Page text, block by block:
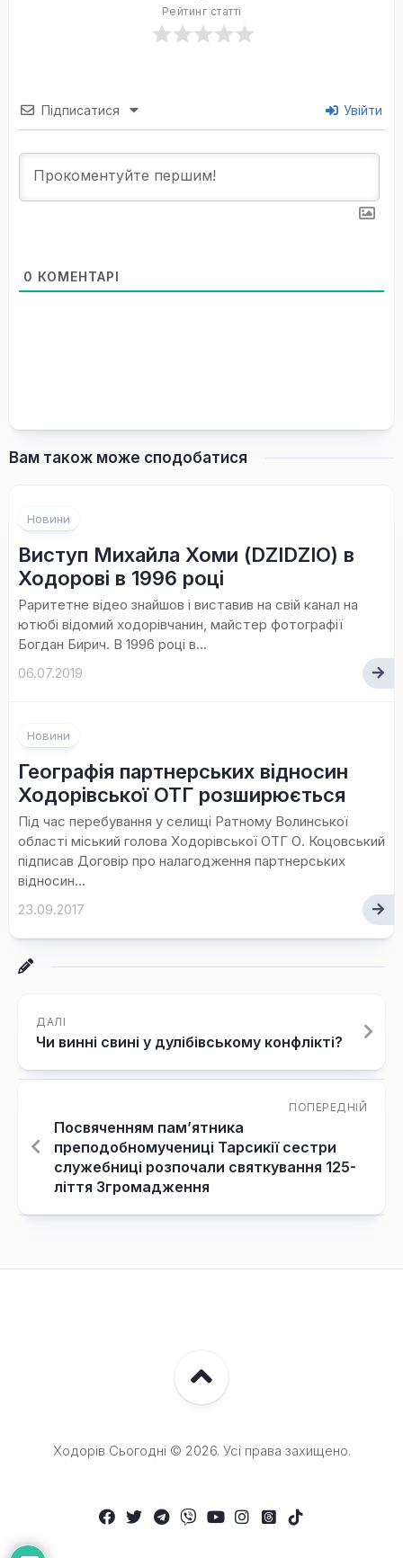
Рейтинг статті
Підписатися Увійти
0 КОМЕНТАРІ
Вам також може сподобатися
Новини
Виступ Михайла Хоми (DZIDZIO) в
Ходорові в 1996 році
Раритетне відео знайшов і виставив на свій канал на
ютюбі відомий ходорівчанин, майстер фотографії
Богдан Бирич. В 1996 році в...
06.07.2019
Новини
Географія партнерських відносин
Ходорівської ОТГ розширюється
Під час перебування у селищі Ратному Волинської
області міський голова Ходорівської ОТГ О. Коцовський
підписав Договір про налагодження партнерських
відносин...
23.09.2017
ДАЛІ
Чи винні свині у дулібівському конфлікті?
ПОПЕРЕДНІЙ
Посвяченням пам’ятника
преподобномучениці Тарсикії сестри
служебниці розпочали святкування 125-
ліття Згромадження
Ходорів Сьогодні © 2026. Усі права захищено.